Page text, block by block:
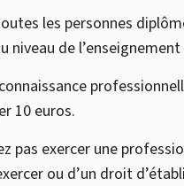
les personnes
de l’enseignement
10 euros.
pas exercer une
ou d’un droit